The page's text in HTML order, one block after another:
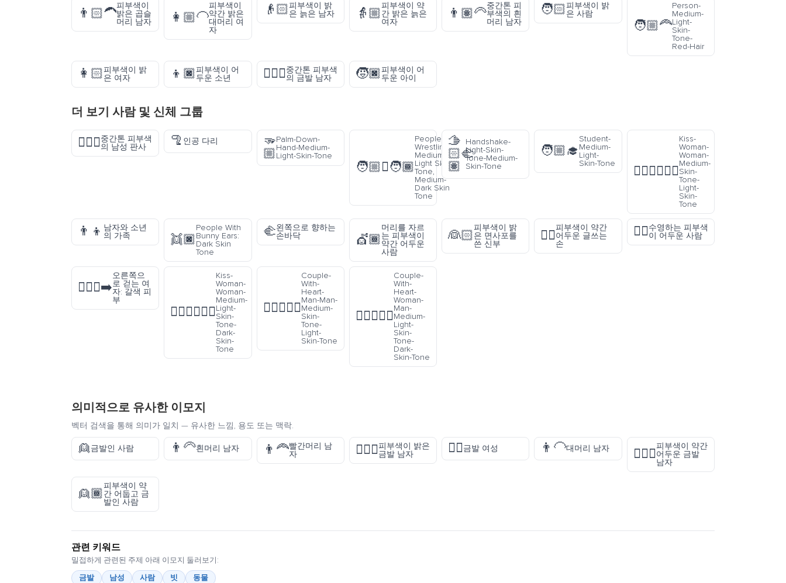
👨🏻‍🦱
피부색이
밝은 곱슬
머리 남자
👩🏼‍🦲
피부색이
약간 밝은
대머리 여
자
👴🏻피부색이 밝
은 늙은 남자
👵🏼
피부색이 약
간 밝은 늙은
여자
👨🏽‍🦳
중간톤 피
부색의 흰
머리 남자
🧑🏻피부색이 밝
은 사람
🧑🏼‍🦰
Person-
Medium-
Light-
Skin-
Tone-
Red-Hair
👩🏻피부색이 밝
은 여자
👦🏿피부색이 어
두운 소년
👱🏽‍♂️중간톤 피부색
의 금발 남자
🧒🏿피부색이 어
두운 아이
더 보기 사람 및 신체 그룹
👨🏽‍⚖️중간톤 피부색
의 남성 판사
🦿 인공 다리
🫳
🏼
Palm-Down-
Hand-Medium-
Light-Skin-Tone
🧑🏼‍🫯‍🧑🏾
People
Wrestling:
Medium-
Light Skin
Tone,
Medium-
Dark Skin
Tone
🫱
🏻‍🫲
🏽
Handshake-
Light-Skin-
Tone-Medium-
Skin-Tone
🧑🏼‍🎓
Student-
Medium-
Light-
Skin-Tone
👩🏽‍❤️‍💋‍👩🏻
Kiss-
Woman-
Woman-
Medium-
Skin-
Tone-
Light-
Skin-
Tone
👨‍👦 남자와 소년
의 가족
👯🏿
People With
Bunny Ears:
Dark Skin
Tone
🫲왼쪽으로 향하는
손바닥
💇🏾
머리를 자르
는 피부색이
약간 어두운
사람
👰🏻
피부색이 밝
은 면사포를
쓴 신부
✍🏾
피부색이 약간
어두운 글쓰는
손
🏊🏿수영하는 피부색
이 어두운 사람
🚶🏽‍♀️‍➡️
오른쪽으
로 걷는 여
자: 갈색 피
부
👩🏼‍❤️‍💋‍👩🏿
Kiss-
Woman-
Woman-
Medium-
Light-
Skin-
Tone-
Dark-
Skin-
Tone
👨🏽‍❤️‍👨🏻
Couple-
With-
Heart-
Man-Man-
Medium-
Skin-
Tone-
Light-
Skin-Tone
👩🏼‍❤️‍👨🏿
Couple-
With-
Heart-
Woman-
Man-
Medium-
Light-
Skin-
Tone-
Dark-
Skin-Tone
의미적으로 유사한 이모지
벡터 검색을 통해 의미가 일치 — 유사한 느낌, 용도 또는 맥락.
👱금발인 사람 👨‍🦳흰머리 남자 👨‍🦰빨간머리 남
자
👱🏻‍♂️피부색이 밝은
금발 남자
👱‍♀️금발 여성 👨‍🦲대머리 남자 👱🏾‍♂️
피부색이 약간
어두운 금발
남자
👱🏾
피부색이 약
간 어둡고 금
발인 사람
관련 키워드
밀접하게 관련된 주제 아래 이모지 둘러보기:
금발
남성 사람 빗 동물